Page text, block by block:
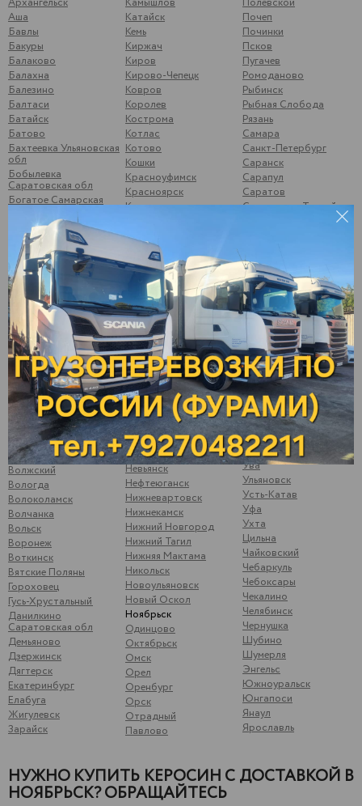
Аша
Бавлы
Бакуры
Балаково
Балахна
Балезино
Балтаси
Батайск
Батово
Бахтеевка Ульяновская
обл
Бобылевка
Саратовская обл
Богатое Самарская
Боковой Майдан
Болгары
Большой Солтан
Бор, Нижегородская
обл
Брыковка
Брянск
Бугульма
Бузулук
Буинск
Варна
Верхние Татышлы
Верхняя Мактама
Верхошижемье
Владимир
Волгоград
Волжск
Волжский
Вологда
Волоколамск
Волчанка
Вольск
Воронеж
Воткинск
Вятские Поляны
Гороховец
Гусь-Хрустальный
Данилкино
Саратовская обл
Демьяново
Дзержинск
Дягтерск
Екатеринбург
Елабуга
Жигулевск
Зарайск
Катайск
Кемь
Киржач
Киров
Кирово-Чепецк
Ковров
Королев
Кострома
Котлас
Котово
Кошки
Красноуфимск
Красноярск
Кстово
Курск
Кушумский Ершов
Ликино-Дулёво
Липецк
Лыткарино
Люберцы
Магнитогорск
Малая Вишера
Малая Пурга
Менделеевск
Можайск
Можга
Москва
Мулянка
Муром
Набережные Челны
Невьянск
Нефтеюганск
Нижневартовск
Нижнекамск
Нижний Новгород
Нижний Тагил
Нижняя Мактама
Никольск
Новоульяновск
Новый Оскол
Ноябрьск
Одинцово
Октябрьск
Омск
Орел
Оренбург
Орск
Отрадный
Павлово
Почеп
Починки
Псков
Пугачев
Ромоданово
Рыбинск
Рыбная Слобода
Рязань
Самара
Санкт-Петербург
Саранск
Сарапул
Саратов
Свердлово, Тоцкий р-
Смоленск
Соликамск
Старый Оскол
Стрижи
Суздаль
Сургут
Сызрань
Сыктывкар
Тамбов
Тверь
Темрюк
Тимашево
Тольятти
Ува
Ульяновск
Усть-Катав
Уфа
Ухта
Цильна
Чайковский
Чебаркуль
Чебоксары
Чекалино
Челябинск
Чернушка
Шубино
Шумерля
Энгельс
Южноуральск
Юнгапоси
Янаул
Ярославль
НУЖНО КУПИТЬ КЕРОСИН С ДОСТАВКОЙ В
НОЯБРЬСК? ОБРАЩАЙТЕСЬ